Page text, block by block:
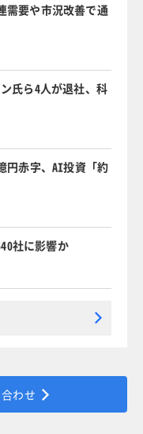
需要や市況改善で通
氏ら4人が退社、科
円赤字、AI投資「約
社に影響か
わせ